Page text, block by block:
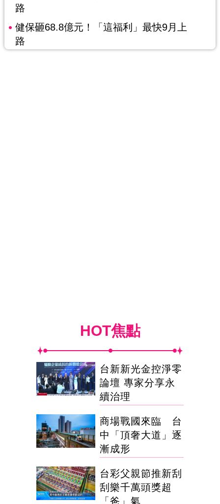
路
健保砸68.8億元！「這福利」最快9月上
路
HOT焦點
台新新光金控淨零
論壇 專家分享永
續治理
商場戰國來臨 台
中「頂奢大道」逐
漸成形
台彩父親節推新刮
刮樂千萬頭獎超
「爸」氣